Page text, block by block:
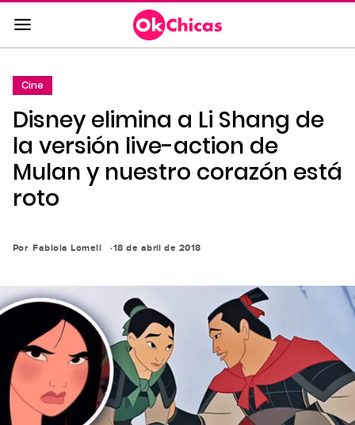
Saltar
al
contenido
la
navegación
principal
Cine
Disney elimina a Li Shang de
la versión live-action de
Mulan y nuestro corazón está
roto
Por Fabiola Lomeli 18 de abril de 2018